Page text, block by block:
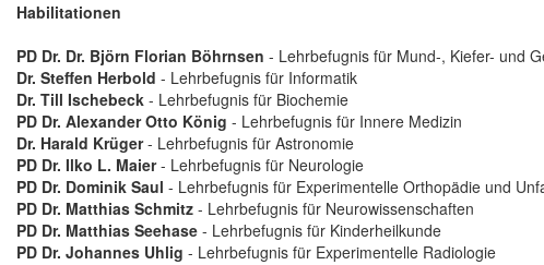
Habilitationen
PD Dr. Dr. Björn Florian Böhrnsen - Lehrbefugnis für Mund-, Kiefer- und
Dr. Steffen Herbold - Lehrbefugnis für Informatik
Dr. Till Ischebeck - Lehrbefugnis für Biochemie
PD Dr. Alexander Otto König - Lehrbefugnis für Innere Medizin
Dr. Harald Krüger- Lehrbefugnis für Astronomie
PD Dr. Ilko L. Maier- Lehrbefugnis für Neurologie
PD Dr. Dominik Saul - Lehrbefugnis für Experimentelle Orthopädie und
PD Dr. Matthias Schmitz - Lehrbefugnis für Neurowissenschaften
PD Dr. Matthias Seehase - Lehrbefugnis für Kinderheilkunde
PD Dr. Johannes Uhlig - Lehrbefugnis für Experimentelle Radiologie